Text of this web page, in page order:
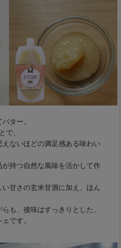
ター。
で、
ないほどの満足感ある味わい
持つ自然な風味を活かして作
甘さの玄米甘酒に加え、ほん
も、後味はすっきりとした、
です。